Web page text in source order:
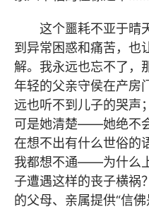
这个噩耗不亚于晴
到异常困惑和痛苦，也
解。我永远也忘不了，
年轻的父亲守侯在产
远也听不到儿子的哭声
可是她清楚——她绝不
在想不出有什么世俗的
我都想不通——为什么
子遭遇这样的丧子横祸
的父母、亲属提供“信